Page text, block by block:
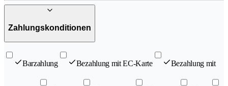
Zahlungskonditionen
Barzahlung Bezahlung mit EC-Karte Bezahlung mit